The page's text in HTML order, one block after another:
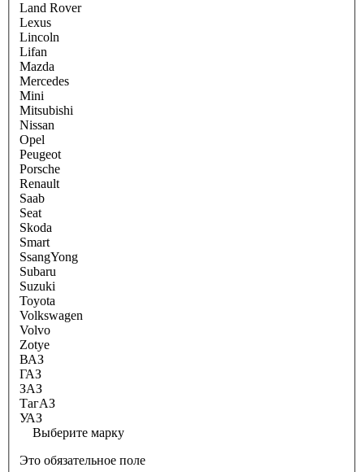
Land Rover
Lexus
Lincoln
Lifan
Mazda
Mercedes
Mini
Mitsubishi
Nissan
Opel
Peugeot
Porsche
Renault
Saab
Seat
Skoda
Smart
SsangYong
Subaru
Suzuki
Toyota
Volkswagen
Volvo
Zotye
ВАЗ
ГАЗ
ЗАЗ
ТагАЗ
УАЗ
Выберите марку
Это обязательное поле